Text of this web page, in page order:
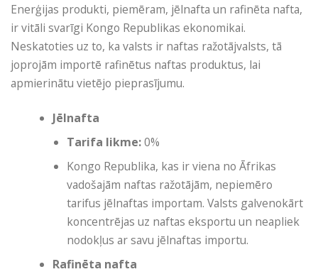
Enerģijas produkti, piemēram, jēlnafta un rafinēta nafta,
ir vitāli svarīgi Kongo Republikas ekonomikai.
Neskatoties uz to, ka valsts ir naftas ražotājvalsts, tā
joprojām importē rafinētus naftas produktus, lai
apmierinātu vietējo pieprasījumu.
Jēlnafta
Tarifa likme:0%
Kongo Republika, kas ir viena no Āfrikas
vadošajām naftas ražotājām, nepiemēro
tarifus jēlnaftas importam. Valsts galvenokārt
koncentrējas uz naftas eksportu un neapliek
nodokļus ar savu jēlnaftas importu.
Rafinēta nafta